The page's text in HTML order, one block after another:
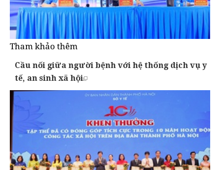
Tham khảo thêm
Cầu nối giữa người bệnh với hệ thống dịch vụ y
tế, an sinh xã hội